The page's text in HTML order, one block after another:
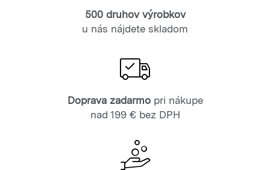
500 druhov výrobkov
u nás nájdete skladom
Doprava zadarmopri nákupe
nad 199 € bez DPH